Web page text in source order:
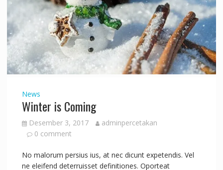
News
Winter is Coming
Desember 3, 2017
adminpercetakan
0 comment
No malorum persius ius, at nec dicunt expetendis. Vel
ne eleifend deterruisset definitiones. Oporteat